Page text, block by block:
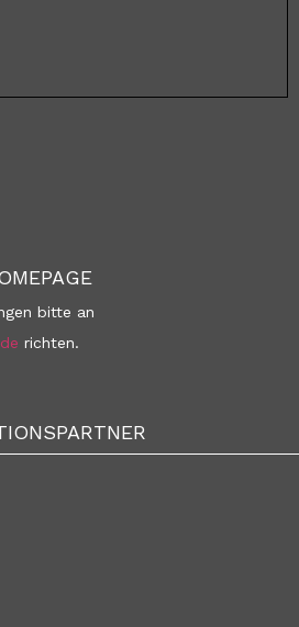
bitte an
richten.